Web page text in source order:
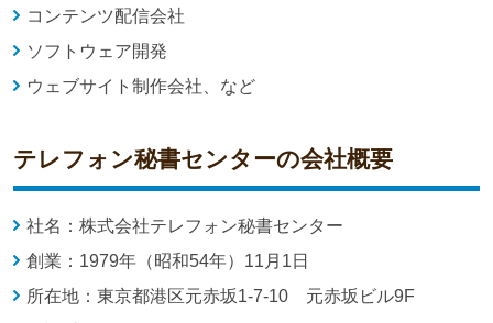
コンテンツ配信会社
ソフトウェア開発
ウェブサイト制作会社、など
テレフォン秘書センターの会社概要
社名：株式会社テレフォン秘書センター
創業：1979年（昭和54年）11月1日
所在地：東京都港区元赤坂1-7-10 元赤坂ビル9F